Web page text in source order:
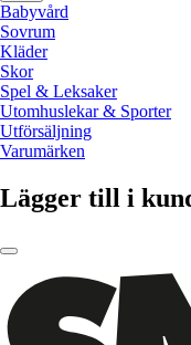
Babyvård
Sovrum
Kläder
Skor
Spel & Leksaker
Utomhuslekar & Sporter
Utförsäljning
Varumärken
Lägger till i